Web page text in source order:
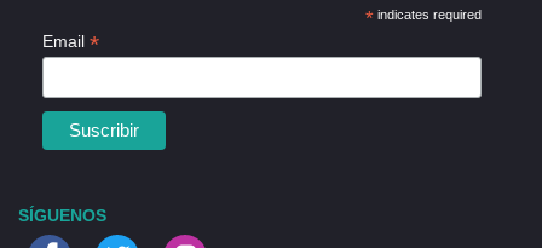
*indicates required
Email *
SÍGUENOS